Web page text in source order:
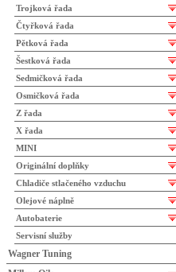
Trojková řada
Čtyřková řada
Pětková řada
Šestková řada
Sedmičková řada
Osmičková řada
Z řada
X řada
MINI
Originální doplňky
Chladiče stlačeného vzduchu
Olejové náplně
Autobaterie
Servisní služby
Wagner Tuning